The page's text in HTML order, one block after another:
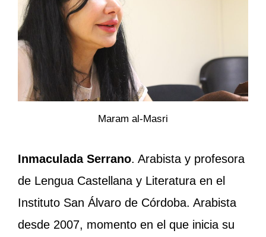
Maram al-Masri
Inmaculada Serrano. Arabista y profesora
de Lengua Castellana y Literatura en el
Instituto San Álvaro de Córdoba. Arabista
desde 2007, momento en el que inicia su